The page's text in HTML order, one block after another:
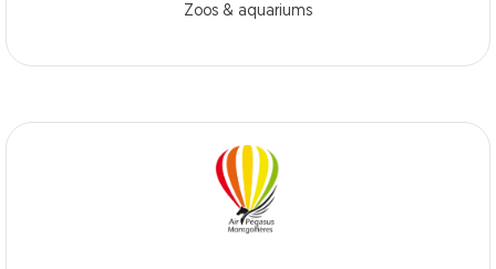
Zoos & aquariums